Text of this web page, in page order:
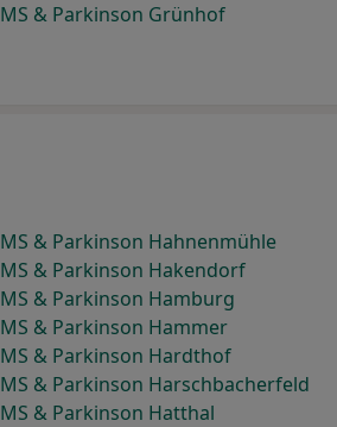
MS & Parkinson Grünhof
MS & Parkinson Hahnenmühle
MS & Parkinson Hakendorf
MS & Parkinson Hamburg
MS & Parkinson Hammer
MS & Parkinson Hardthof
MS & Parkinson Harschbacherfeld
MS & Parkinson Hatthal